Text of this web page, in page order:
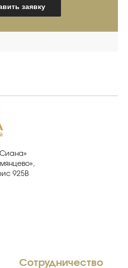
заявку
925В
Сотрудничество